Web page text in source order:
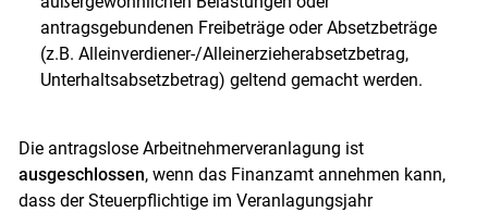
Skip to main content
antragsgebundenen Freibeträge oder Absetzbeträge
(z.B. Alleinverdiener-/Alleinerzieherabsetzbetrag,
Unterhaltsabsetzbetrag) geltend gemacht werden.
Die antragslose Arbeitnehmerveranlagung ist
ausgeschlossen, wenn das Finanzamt annehmen kann,
dass der Steuerpflichtige im Veranlagungsjahr